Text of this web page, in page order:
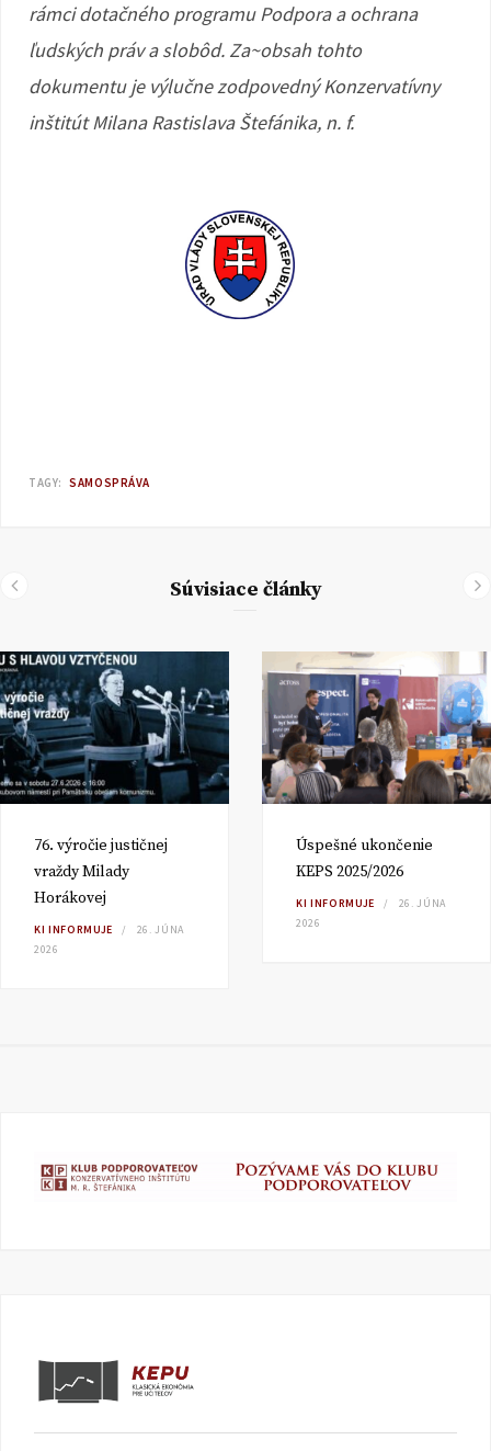
rámci dotačného programu Podpora a ochrana
ľudských práv a slobôd. Za~obsah tohto
dokumentu je výlučne zodpovedný Konzervatívny
inštitút Milana Rastislava Štefánika, n. f.
TAGY: SAMOSPRÁVA
Súvisiace články
76. výročie justičnej
vraždy Milady
Horákovej
KI INFORMUJE
26. JÚNA
2026
Úspešné ukončenie
KEPS 2025/2026
KI INFORMUJE
26. JÚNA
2026